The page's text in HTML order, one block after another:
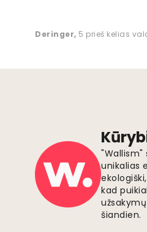
Deringer, 5 prieš kelias
unikalias
kad
šiandien.